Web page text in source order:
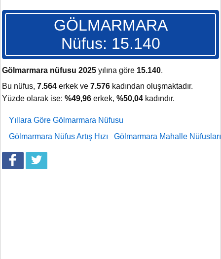
GÖLMARMARA
Nüfus: 15.140
Gölmarmara nüfusu 2025 yılına göre 15.140.
Bu nüfus, 7.564 erkek ve 7.576 kadından oluşmaktadır.
Yüzde olarak ise: %49,96 erkek, %50,04 kadındır.
Yıllara Göre Gölmarmara Nüfusu
Gölmarmara Nüfus Artış Hızı
Gölmarmara Mahalle Nüfusları